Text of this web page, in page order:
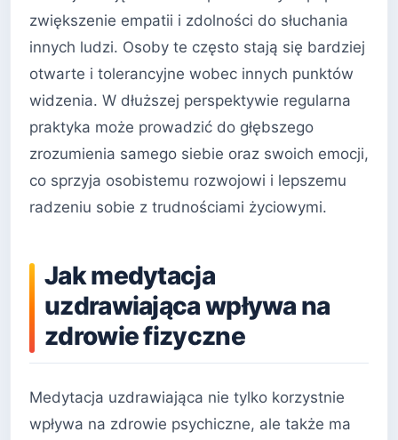
zwiększenie empatii i zdolności do słuchania
innych ludzi. Osoby te często stają się bardziej
otwarte i tolerancyjne wobec innych punktów
widzenia. W dłuższej perspektywie regularna
praktyka może prowadzić do głębszego
zrozumienia samego siebie oraz swoich emocji,
co sprzyja osobistemu rozwojowi i lepszemu
radzeniu sobie z trudnościami życiowymi.
Jak medytacja
uzdrawiająca wpływa na
zdrowie fizyczne
Medytacja uzdrawiająca nie tylko korzystnie
wpływa na zdrowie psychiczne, ale także ma